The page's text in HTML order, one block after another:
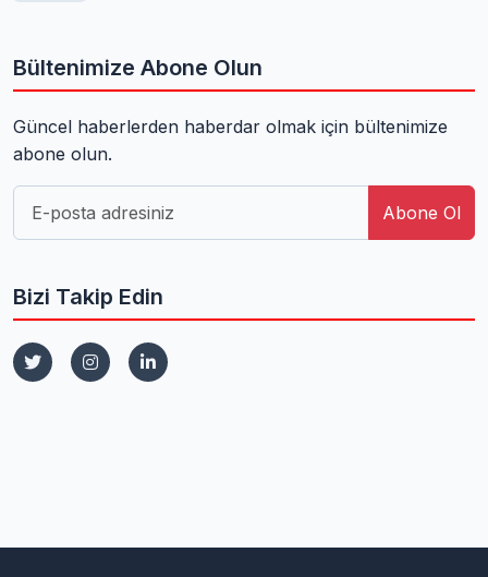
Bültenimize Abone Olun
Güncel haberlerden haberdar olmak için bültenimize
abone olun.
Abone Ol
Bizi Takip Edin